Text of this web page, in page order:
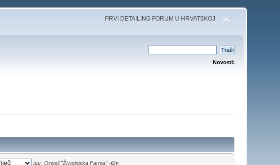
PRVI DETAILING FORUM U HRVATSKOJ
Novosti:
npr. Orwell "Životinjska Farma" -film